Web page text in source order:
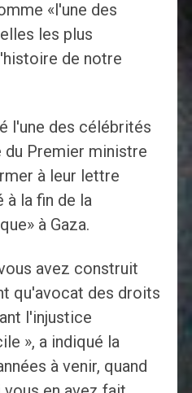
«l'une des
les plus
de notre
l'une des célébrités
du Premier ministre
à leur lettre
à la fin de la
à Gaza.
avez construit
qu'avocat des droits
l'injustice
», a indiqué la
à venir, quand